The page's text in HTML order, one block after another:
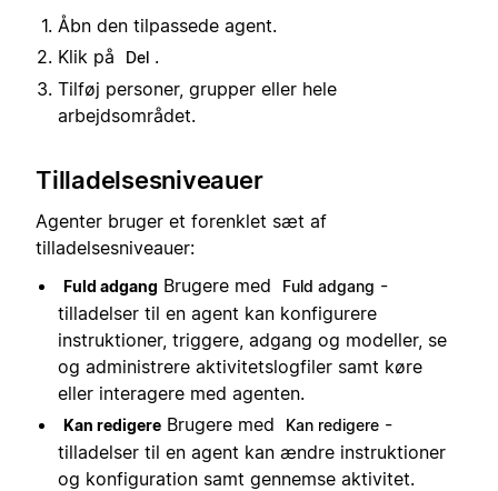
Åbn den tilpassede agent.
Klik på
Del .
Tilføj personer, grupper eller hele
arbejdsområdet.
Tilladelsesniveauer
Agenter bruger et forenklet sæt af
tilladelsesniveauer:
Fuld adgang Brugere med Fuld adgang -
tilladelser til en agent kan konfigurere
instruktioner, triggere, adgang og modeller, se
og administrere aktivitetslogfiler samt køre
eller interagere med agenten.
Kan redigere Brugere med Kan redigere -
tilladelser til en agent kan ændre instruktioner
og konfiguration samt gennemse aktivitet.